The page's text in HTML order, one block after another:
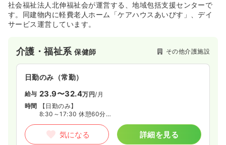
社会福祉法人北伸福祉会が運営する、地域包括支援センターで
す。同建物内に軽費老人ホーム「ケアハウスあいびす」、デイ
サービス運営しています。
介護・福祉系保健師 その他介護施設
日勤のみ（常勤）
給与 23.9〜32.4万円/月
時間
【日勤のみ】
8:30～17:30 休憩60分
る場合有り気になる 詳細を見る